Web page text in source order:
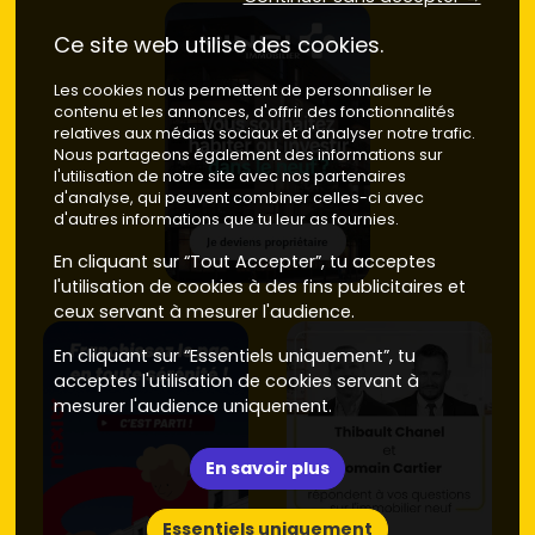
prix/prestations.
Pour ne rien rater, surveille leslancements commerciaux
lots remis en venteet lesdécotes de fin de
programme. Sur Vivre dans le neuf, tu peux filtrer par
typologie,surface,étage,extérieursetbudget
aller droit au but.
prix au m², performances et arbitrages
Voici les principaux éléments de comparaison pour t'aider
à faire ton choix :
Prix d'achat:
Neuf: compte en moyenne entre
5 200 et 6 800
et la rareté des lots. Lesfrais de notaire
réduits à environ2–3 %.
Ancien: plus accessible, globalement entre
Ce site web utilise des cookies.
Les cookies nous permettent de personnaliser le
contenu et les annonces, d'offrir des fonctionnalités
relatives aux médias sociaux et d'analyser notre trafic.
Nous partageons également des informations sur
l'utilisation de notre site avec nos partenaires
d'analyse, qui peuvent combiner celles-ci avec
d'autres informations que tu leur as fournies.
En cliquant sur “Tout Accepter”, tu acceptes
l'utilisation de cookies à des fins publicitaires et
ceux servant à mesurer l'audience.
En cliquant sur “Essentiels uniquement”, tu
acceptes l'utilisation de cookies servant à
mesurer l'audience uniquement.
En savoir plus
Essentiels uniquement